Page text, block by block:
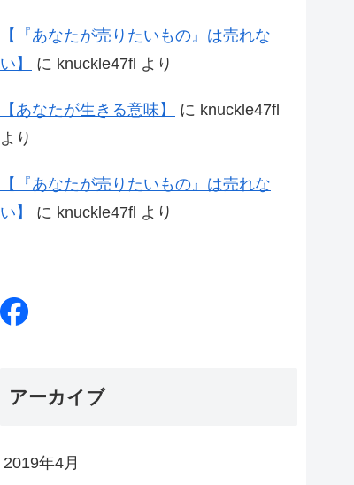
【『あなたが売りたいもの』は売れな
い】
に knuckle47fl より
【あなたが生きる意味】 に knuckle47fl
より
【『あなたが売りたいもの』は売れな
い】
に knuckle47fl より
アーカイブ
2019年4月